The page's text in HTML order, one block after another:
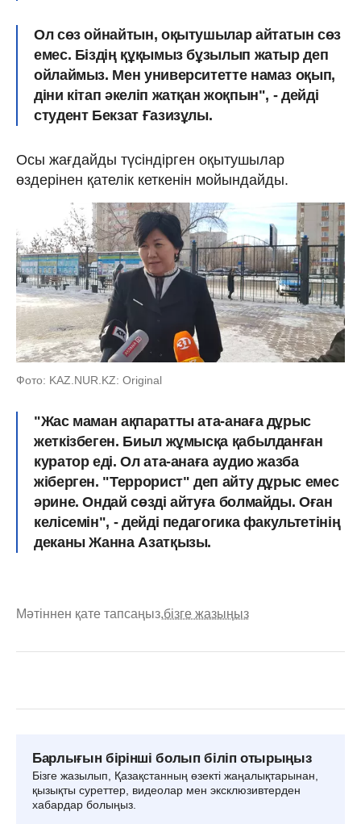
Ол сөз ойнайтын, оқытушылар айтатын сөз
емес. Біздің құқымыз бұзылып жатыр деп
ойлаймыз. Мен университетте намаз оқып,
діни кітап әкеліп жатқан жоқпын", - дейді
студент Бекзат Ғазизұлы.
Осы жағдайды түсіндірген оқытушылар
өздерінен қателік кеткенін мойындайды.
Фото: KAZ.NUR.KZ: Original
"Жас маман ақпаратты ата-анаға дұрыс
жеткізбеген. Биыл жұмысқа қабылданған
куратор еді. Ол ата-анаға аудио жазба
жіберген. "Террорист" деп айту дұрыс емес
әрине. Ондай сөзді айтуға болмайды. Оған
келісемін", - дейді педагогика факультетінің
деканы Жанна Азатқызы.
Мәтіннен қате тапсаңыз,бізге жазыңыз
Барлығын бірінші болып біліп отырыңыз
Бізге жазылып, Қазақстанның өзекті жаңалықтарынан,
қызықты суреттер, видеолар мен эксклюзивтерден
хабардар болыңыз.